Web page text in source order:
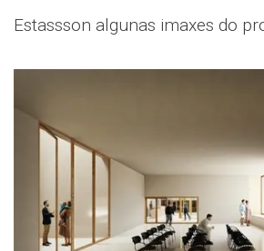
Estassson algunas imaxes do